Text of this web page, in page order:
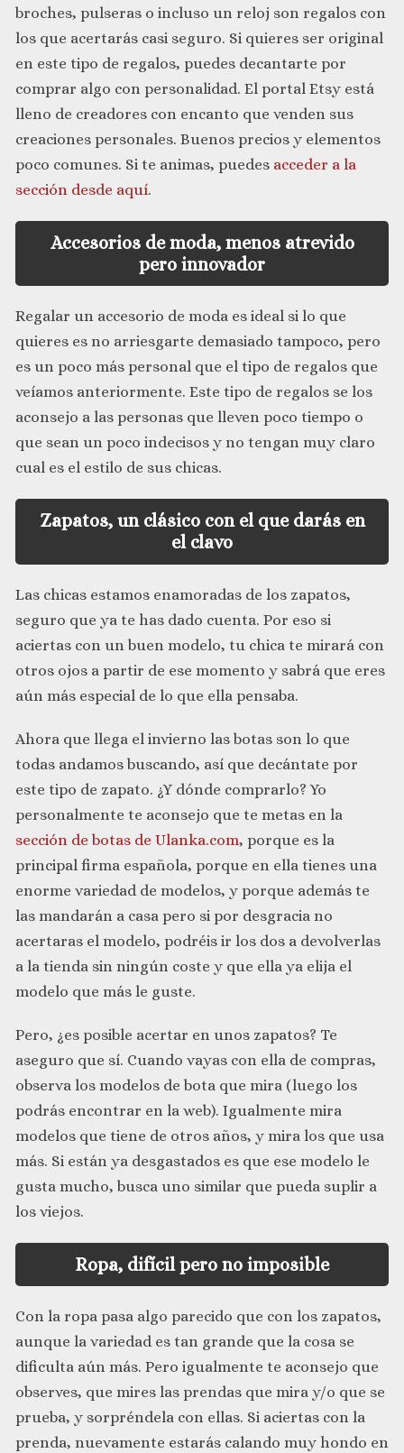
broches, pulseras o incluso un reloj son regalos con
los que acertarás casi seguro. Si quieres ser original
en este tipo de regalos, puedes decantarte por
comprar algo con personalidad. El portal Etsy está
lleno de creadores con encanto que venden sus
creaciones personales. Buenos precios y elementos
poco comunes. Si te animas, puedes acceder a la
sección desde aquí.
Accesorios de moda, menos atrevido
pero innovador
Regalar un accesorio de moda es ideal si lo que
quieres es no arriesgarte demasiado tampoco, pero
es un poco más personal que el tipo de regalos que
veíamos anteriormente. Este tipo de regalos se los
aconsejo a las personas que lleven poco tiempo o
que sean un poco indecisos y no tengan muy claro
cual es el estilo de sus chicas.
Zapatos, un clásico con el que darás en
el clavo
Las chicas estamos enamoradas de los zapatos,
seguro que ya te has dado cuenta. Por eso si
aciertas con un buen modelo, tu chica te mirará con
otros ojos a partir de ese momento y sabrá que eres
aún más especial de lo que ella pensaba.
Ahora que llega el invierno las botas son lo que
todas andamos buscando, así que decántate por
este tipo de zapato. ¿Y dónde comprarlo? Yo
personalmente te aconsejo que te metas en la
sección de botas de Ulanka.com, porque es la
principal firma española, porque en ella tienes una
enorme variedad de modelos, y porque además te
las mandarán a casa pero si por desgracia no
acertaras el modelo, podréis ir los dos a devolverlas
a la tienda sin ningún coste y que ella ya elija el
modelo que más le guste.
Pero, ¿es posible acertar en unos zapatos? Te
aseguro que sí. Cuando vayas con ella de compras,
observa los modelos de bota que mira (luego los
podrás encontrar en la web). Igualmente mira
modelos que tiene de otros años, y mira los que usa
más. Si están ya desgastados es que ese modelo le
gusta mucho, busca uno similar que pueda suplir a
los viejos.
Ropa, difícil pero no imposible
Con la ropa pasa algo parecido que con los zapatos,
aunque la variedad es tan grande que la cosa se
dificulta aún más. Pero igualmente te aconsejo que
observes, que mires las prendas que mira y/o que se
prueba, y sorpréndela con ellas. Si aciertas con la
prenda, nuevamente estarás calando muy hondo en